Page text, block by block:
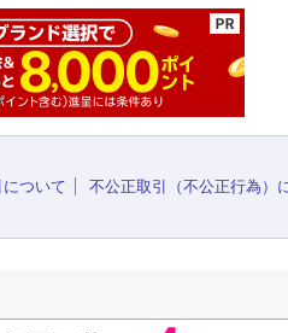
ついて
不公正取引（不公正行為）